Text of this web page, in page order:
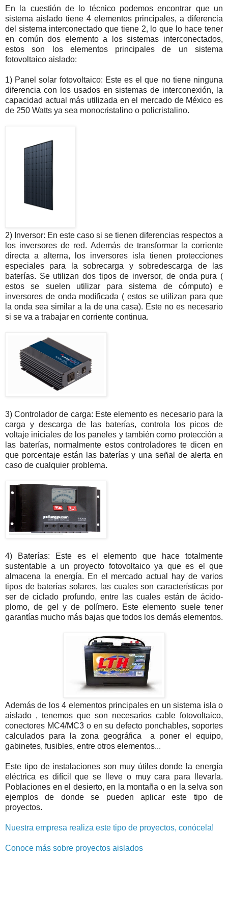
En la cuestión de lo técnico podemos encontrar que un
sistema aislado tiene 4 elementos principales, a diferencia
del sistema interconectado que tiene 2, lo que lo hace tener
en común dos elemento a los sistemas interconectados,
estos son los elementos principales de un sistema
fotovoltaico aislado:
1) Panel solar fotovoltaico: Este es el que no tiene ninguna
diferencia con los usados en sistemas de interconexión, la
capacidad actual más utilizada en el mercado de México es
de 250 Watts ya sea monocristalino o policristalino.
2) Inversor: En este caso si se tienen diferencias respectos a
los inversores de red. Además de transformar la corriente
directa a alterna, los inversores isla tienen protecciones
especiales para la sobrecarga y sobredescarga de las
baterías. Se utilizan dos tipos de inversor, de onda pura (
estos se suelen utilizar para sistema de cómputo) e
inversores de onda modificada ( estos se utilizan para que
la onda sea similar a la de una casa). Este no es necesario
si se va a trabajar en corriente continua.
3) Controlador de carga: Este elemento es necesario para la
carga y descarga de las baterías, controla los picos de
voltaje iniciales de los paneles y también como protección a
las baterías, normalmente estos controladores te dicen en
que porcentaje están las baterías y una señal de alerta en
caso de cualquier problema.
4) Baterías: Este es el elemento que hace totalmente
sustentable a un proyecto fotovoltaico ya que es el que
almacena la energía. En el mercado actual hay de varios
tipos de baterías solares, las cuales son características por
ser de ciclado profundo, entre las cuales están de ácido-
plomo, de gel y de polímero. Este elemento suele tener
garantías mucho más bajas que todos los demás elementos.
Además de los 4 elementos principales en un sistema isla o
aislado , tenemos que son necesarios cable fotovoltaico,
conectores MC4/MC3 o en su defecto ponchables, soportes
calculados para la zona geográfica a poner el equipo,
gabinetes, fusibles, entre otros elementos...
Este tipo de instalaciones son muy útiles donde la energía
eléctrica es difícil que se lleve o muy cara para llevarla.
Poblaciones en el desierto, en la montaña o en la selva son
ejemplos de donde se pueden aplicar este tipo de
proyectos.
Nuestra empresa realiza este tipo de proyectos, conócela!
Conoce más sobre proyectos aislados